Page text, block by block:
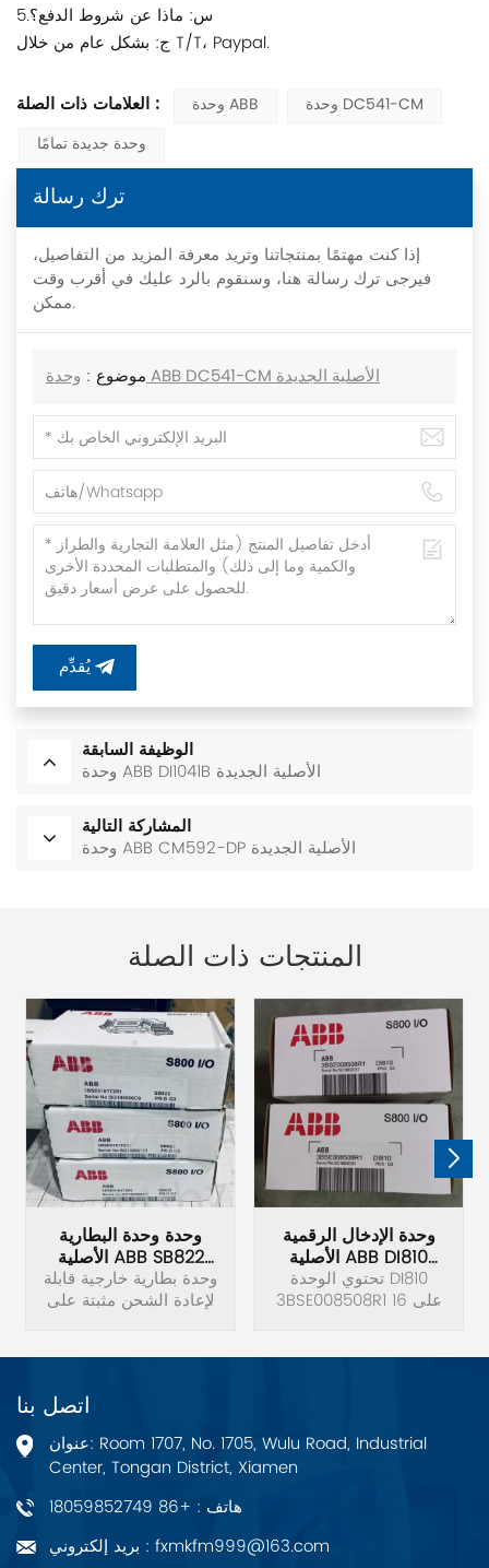
5.س: ماذا عن شروط الدفع؟
ج: بشكل عام من خلال T/T، Paypal.
العلامات ذات الصلة : وحدة ABB
وحدة DC541-CM
وحدة جديدة تمامًا
ترك رسالة
إذا كنت مهتمًا بمنتجاتنا وتريد معرفة المزيد من التفاصيل،
فيرجى ترك رسالة هنا، وسنقوم بالرد عليك في أقرب وقت
ممكن.
موضوع : وحدة ABB DC541-CM الأصلية الجديدة
يُقدِّم
الوظيفة السابقة
وحدة ABB DI1041B الأصلية الجديدة
المشاركة التالية
وحدة ABB CM592-DP الأصلية الجديدة
المنتجات ذات الصلة
وحدة وحدة البطارية
الأصلية ABB SB822
3BSE018172R1
وحدة بطارية خارجية قابلة
لإعادة الشحن مثبتة على
بطارية ليثيوم أيون وموصل
تيار مستمر 24 فولت
وكابل توصيل TK821V020.
العرض=85 ملم. الكمية
المكافئة من معدن الليثيوم
= 0,8 جرام (0,03 أوقية ¼
وحدة الإدخال الرقمية
الأصلية ABB DI810
3BSE008508R1
تحتوي الوحدة DI810
3BSE008508R1 على 16
فولت تيار مستمر. وتيار
اتصل بنا
عنوان: Room 1707, No. 1705, Wulu Road, Industrial
Center, Tongan District, Xiamen
هاتف : +86 18059852749
بريد إلكتروني : fxmkfm999@163.com